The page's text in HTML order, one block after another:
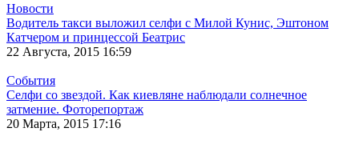
Новости
Водитель такси выложил селфи с Милой Кунис, Эштоном
Катчером и принцессой Беатрис
22 Августа, 2015 16:59
События
Селфи со звездой. Как киевляне наблюдали солнечное
затмение. Фоторепортаж
20 Марта, 2015 17:16